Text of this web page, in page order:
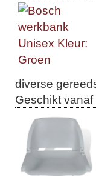
diverse
Geschikt